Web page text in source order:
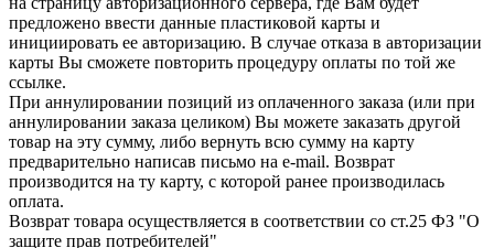
предложено ввести данные пластиковой карты и
инициировать ее авторизацию. В случае отказа в авторизации
карты Вы сможете повторить процедуру оплаты по той же
ссылке.
При аннулировании позиций из оплаченного заказа (или при
аннулировании заказа целиком) Вы можете заказать другой
товар на эту сумму, либо вернуть всю сумму на карту
предварительно написав письмо на e-mail. Возврат
производится на ту карту, с которой ранее производилась
оплата.
Возврат товара осуществляется в соответствии со ст.25 ФЗ "О
защите прав потребителей"